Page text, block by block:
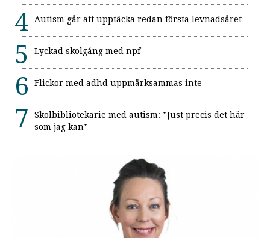
Autism går att upptäcka redan första levnadsåret
Lyckad skolgång med npf
Flickor med adhd uppmärksammas inte
Skolbibliotekarie med autism: ”Just precis det här
som jag kan”